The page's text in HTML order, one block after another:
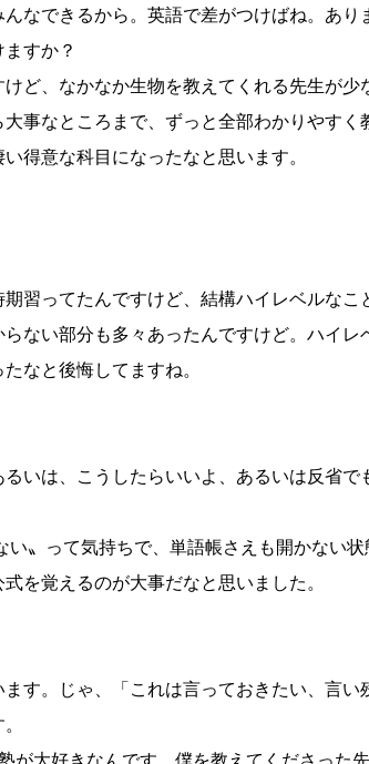
なできるから。英語で差がつけばね。あり
すか？
ど、なかなか生物を教えてくれる先生が少
事なところまで、ずっと全部わかりやすく
得意な科目になったなと思います。
習ってたんですけど、結構ハイレベルなこ
ない部分も多々あったんですけど。ハイレ
なと後悔してますね。
いは、こうしたらいいよ、あるいは反省で
〟って気持ちで、単語帳さえも開かない状
を覚えるのが大事だなと思いました。
す。じゃ、「これは言っておきたい、言い